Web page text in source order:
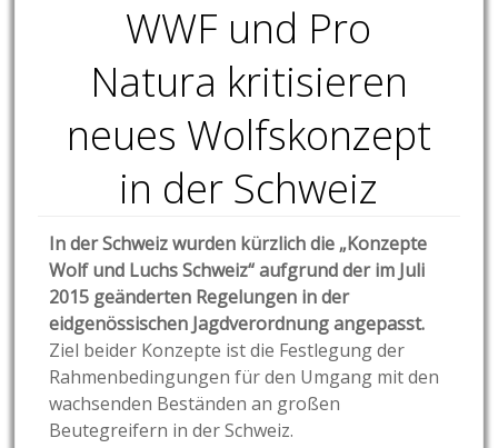
WWF und Pro
Natura kritisieren
neues Wolfskonzept
in der Schweiz
In der Schweiz wurden kürzlich die „Konzepte
Wolf und Luchs Schweiz“ aufgrund der im Juli
2015 geänderten Regelungen in der
eidgenössischen Jagdverordnung angepasst.
Ziel beider Konzepte ist die Festlegung der
Rahmenbedingungen für den Umgang mit den
wachsenden Beständen an großen
Beutegreifern in der Schweiz.